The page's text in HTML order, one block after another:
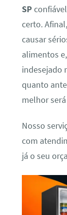
SP
certo.
causar
alimentos
indesejado
quanto
melhor
Nosso
com
já o seu